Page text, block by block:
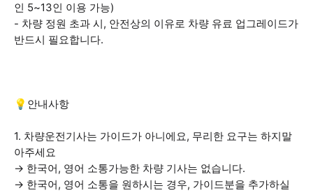
인 5~13인 이용 가능)
- 차량 정원 초과 시, 안전상의 이유로 차량 유료 업그레이드가
반드시 필요합니다.
💡안내사항
1. 차량운전기사는 가이드가 아니에요, 무리한 요구는 하지말
아주세요
→ 한국어, 영어 소통가능한 차량 기사는 없습니다.
→ 한국어, 영어 소통을 원하시는 경우, 가이드분을 추가하실